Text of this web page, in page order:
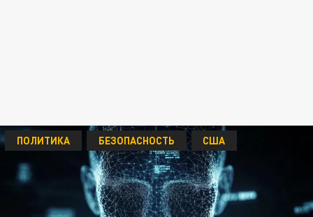
ПОЛИТИКА БЕЗОПАСНОСТЬ США